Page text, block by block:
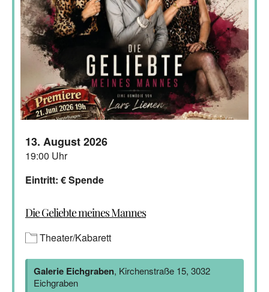
13. August 2026
19:00 Uhr
Eintritt: € Spende
Die Geliebte meines Mannes
Theater/Kabarett
Galerie Eichgraben, Kirchenstraße 15, 3032
Eichgraben